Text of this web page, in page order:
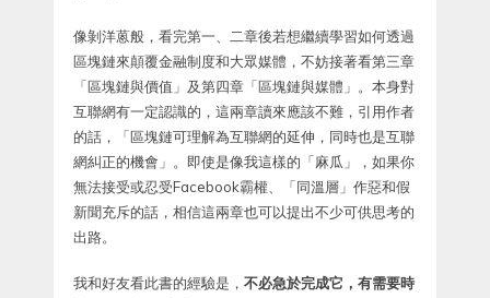
像剝洋蒽般，看完第一、二章後若想繼續學習如何透過
區塊鏈來顛覆金融制度和大眾媒體，不妨接著看第三章
「區塊鏈與價值」及第四章「區塊鏈與媒體」。本身對
互聯網有一定認識的，這兩章讀來應該不難，引用作者
的話，「區塊鏈可理解為互聯網的延伸，同時也是互聯
網糾正的機會」。即使是像我這樣的「麻瓜」，如果你
無法接受或忍受Facebook霸權、「同溫層」作惡和假
新聞充斥的話，相信這兩章也可以提出不少可供思考的
出路。
我和好友看此書的經驗是， 不必急於完成它，有需要時